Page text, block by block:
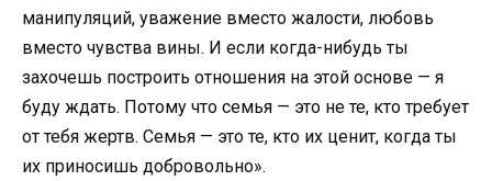
манипуляций, уважение вместо жалости, любовь
вместо чувства вины. И если когда-нибудь ты
захочешь построить отношения на этой основе — я
буду ждать. Потому что семья — это не те, кто требует
от тебя жертв. Семья — это те, кто их ценит, когда ты
их приносишь добровольно».